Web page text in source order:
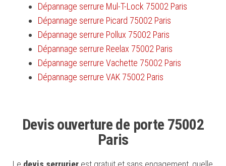
Dépannage serrure Mul-T-Lock 75002 Paris
Dépannage serrure Picard 75002 Paris
Dépannage serrure Pollux 75002 Paris
Dépannage serrure Reelax 75002 Paris
Dépannage serrure Vachette 75002 Paris
Dépannage serrure VAK 75002 Paris
Devis ouverture de porte 75002
Paris